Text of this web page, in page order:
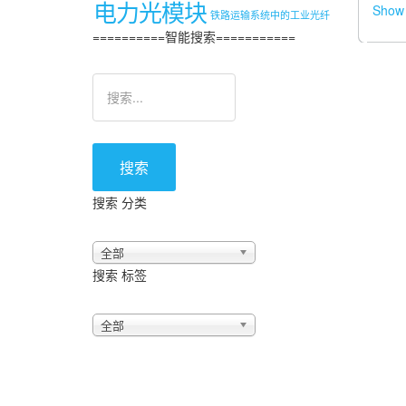
电力光模块 铁路运输系统中的工业光纤
==========智能搜索===========
搜索
搜索 分类
全部
搜索 标签
全部